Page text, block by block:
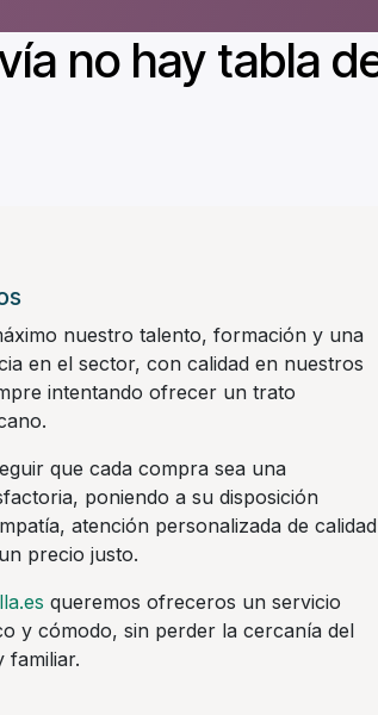
no hay tabla
nuestro talento, formación y una
en el sector, con calidad en nuestros
intentando ofrecer un trato
que cada compra sea una
poniendo a su disposición
atención personalizada de calidad
precio justo.
queremos ofreceros un servicio
y cómodo, sin perder la cercanía del
familiar.